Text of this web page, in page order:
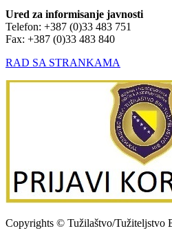
Ured za informisanje javnosti
Telefon: +387 (0)33 483 751
Fax: +387 (0)33 483 840
RAD SA STRANKAMA
Copyrights © Tužilaštvo/Tužiteljstvo